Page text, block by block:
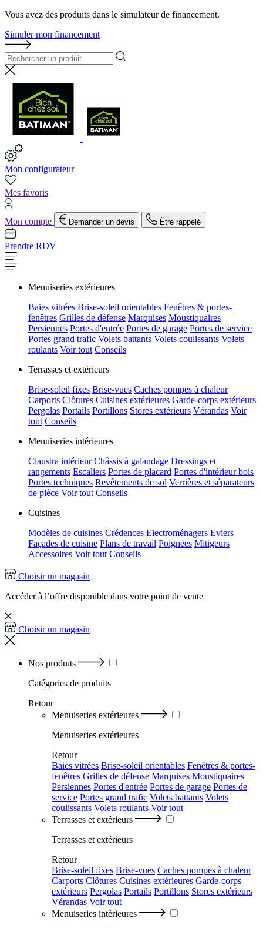
Vous avez des produits dans le simulateur de financement.
Simuler mon financement
Mon configurateur
Mes favoris
Mon compte Demander un devis Être rappelé
Prendre RDV
Menuiseries extérieures
Baies vitrées Brise-soleil orientables Fenêtres & portes-
fenêtres Grilles de défense Marquises Moustiquaires
Persiennes Portes d'entrée Portes de garage Portes de service
Portes grand trafic Volets battants Volets coulissants Volets
roulants Voir tout Conseils
Terrasses et extérieurs
Brise-soleil fixes Brise-vues Caches pompes à chaleur
Carports Clôtures Cuisines extérieures Garde-corps extérieurs
Pergolas Portails Portillons Stores extérieurs Vérandas Voir
tout Conseils
Menuiseries intérieures
Claustra intérieur Châssis à galandage Dressings et
rangements Escaliers Portes de placard Portes d'intérieur bois
Portes techniques Revêtements de sol Verrières et séparateurs
de pièce Voir tout Conseils
Cuisines
Modèles de cuisines Crédences Electroménagers Eviers
Façades de cuisine Plans de travail Poignées Mitigeurs
Accessoires Voir tout Conseils
Choisir un magasin
Accéder à l’offre disponible dans votre point de vente
Choisir un magasin
Nos produits
Catégories de produits
Retour
Menuiseries extérieures
Menuiseries extérieures
Retour
Baies vitrées Brise-soleil orientables Fenêtres & portes-
fenêtres Grilles de défense Marquises Moustiquaires
Persiennes Portes d'entrée Portes de garage Portes de
service Portes grand trafic Volets battants Volets
coulissants Volets roulants Voir tout
Terrasses et extérieurs
Terrasses et extérieurs
Retour
Brise-soleil fixes Brise-vues Caches pompes à chaleur
Carports Clôtures Cuisines extérieures Garde-corps
extérieurs Pergolas Portails Portillons Stores extérieurs
Vérandas Voir tout
Menuiseries intérieures